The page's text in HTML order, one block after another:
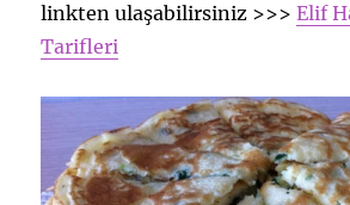
linkten ulaşabilirsiniz >>>Elif
Tarifleri